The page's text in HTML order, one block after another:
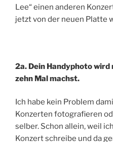
Lee“ einen anderen
jetzt von der neuen Platte
2a. Dein Handyphoto wird
zehn Mal machst.
Ich habe kein Problem
Konzerten fotografieren
selber. Schon allein, weil
Konzert schreibe und da